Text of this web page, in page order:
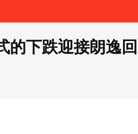
下跌迎接朗逸回